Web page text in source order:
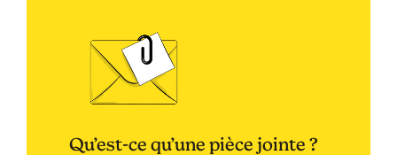
Qu’est-ce qu’une pièce jointe ?